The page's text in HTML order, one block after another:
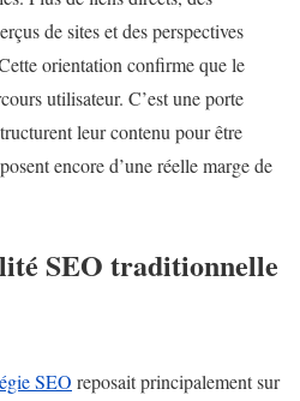
de sites et des perspectives
orientation confirme que le
utilisateur. C’est une porte
leur contenu pour être
encore d’une réelle marge de
SEO traditionnelle
SEO reposait principalement sur